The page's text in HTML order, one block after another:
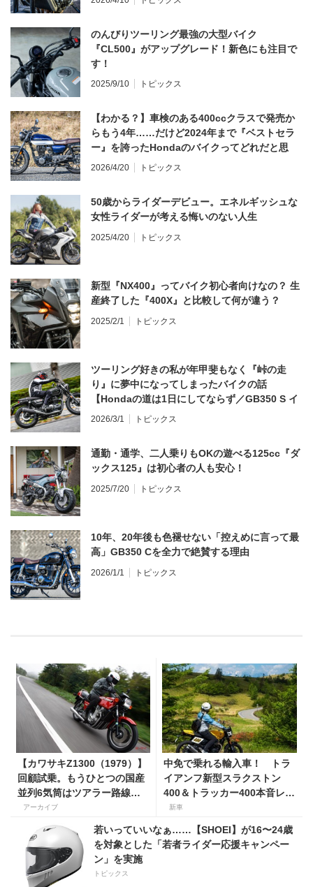
のんびりツーリング最強の大型バイク
『CL500』がアップグレード！新色にも注目で
す！
2025/9/10 トピックス
【わかる？】車検のある400ccクラスで発売か
らもう4年……だけど2024年まで『ベストセラ
ー』を誇ったHondaのバイクってどれだと思
う？
2026/4/20 トピックス
50歳からライダーデビュー。エネルギッシュな
女性ライダーが考える悔いのない人生
2025/4/20 トピックス
新型『NX400』ってバイク初心者向けなの？ 生
産終了した『400X』と比較して何が違う？
2025/2/1 トピックス
ツーリング好きの私が年甲斐もなく『峠の走
り』に夢中になってしまったバイクの話
【Hondaの道は1日にしてならず／GB350 S イ
ンプレ・レビュー 前編】
2026/3/1 トピックス
通勤・通学、二人乗りもOKの遊べる125cc『ダ
ックス125』は初心者の人も安心！
2025/7/20 トピックス
10年、20年後も色褪せない「控えめに言って最
高」GB350 Cを全力で絶賛する理由
2026/1/1 トピックス
【カワサキZ1300（1979）】
回顧試乗。もうひとつの国産
並列6気筒はツアラー路線で
生き残った
アーカイブ
中免で乗れる輸入車！ トラ
イアンフ新型スラクストン
400＆トラッカー400本音レビ
ュー【身長154cmの足着き
新車
若いっていいなぁ……【SHOEI】が16〜24歳
を対象とした「若者ライダー応援キャンペー
ン」を実施
トピックス